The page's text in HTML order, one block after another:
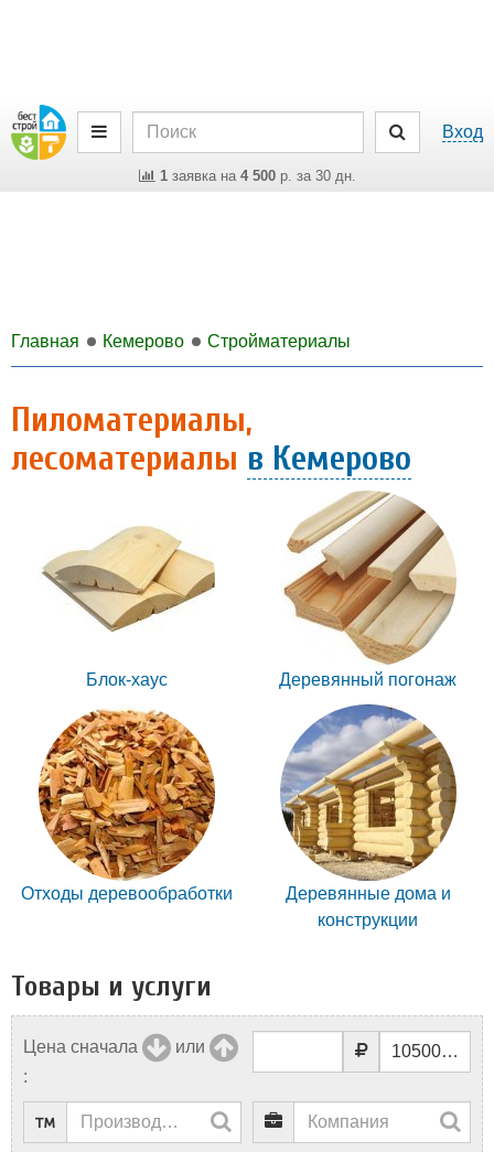
Вход
1заявка на 4 500р. за 30 дн.
Главная Кемерово Стройматериалы
Пиломатериалы,
лесоматериалы в Кемерово
Блок-хаус Деревянный погонаж
Отходы деревообработки
Деревянные дома и
конструкции
Товары и услуги
Цена сначала
или
: